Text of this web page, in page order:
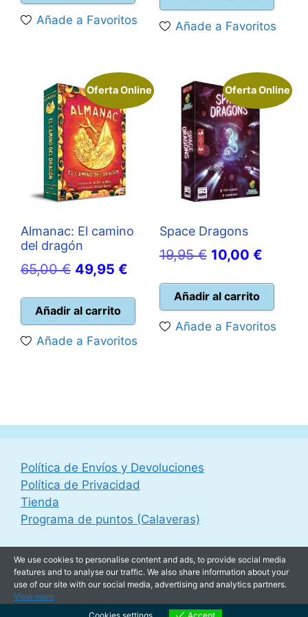
era:
109,99 €.98,90 €.
Añade a Favoritos
era:
25,00 €.
es:
22,50
Añade a Favoritos
Oferta Online
Almanac: El camino
del dragón
65,00€ El
original
era:
65,00 €.
49,95 €
precio
actual
es:
49,95 €.
Añadir al carrito
Añade a Favoritos
Oferta Online
Space Dragons
19,95€ El
original
era:
19,95 €.
10,00 €El
es:
10,00
Añadir al carrito
Añade a Favoritos
Política de Envíos y Devoluciones
Política de Privacidad
Tienda
Programa de puntos (Calaveras)
We use cookies to personalise content and ads, to provide social media
features and to analyse our traffic. We also share information about your
use of our site with our social media, advertising and analytics partners.
View more